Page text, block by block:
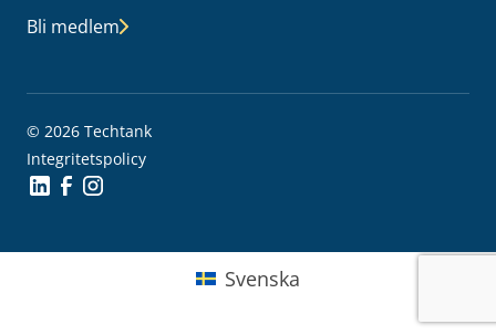
Bli medlem
© 2026 Techtank
Integritetspolicy
Social Icon
Social Icon
Social Icon
Svenska